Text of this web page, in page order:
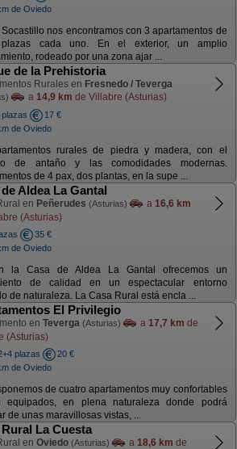
de Oviedo
Socastillo nos encontramos con 3 apartamentos de
cada uno. En el exterior, un amplio
rodeado por una zona ajar ...
de la Prehistoria
Rurales en Fresnedo / Teverga
a 14,9 km de Villabre (Asturias)
plazas
17 €
de Oviedo
rurales de piedra y madera, con el
de antaño y las comodidades modernas.
de 4 pax, dos plantas, en la supe ...
Aldea La Gantal
en Peñerudes (Asturias) a 16,6 km
(Asturias)
35 €
de Oviedo
la Casa de Aldea La Gantal ofrecemos un
de calidad en un espectacular entorno
de naturaleza. La Casa Rural está encla ...
El Privilegio
en Teverga (Asturias) a 17,7 km de
(Asturias)
plazas
20 €
de Oviedo
de cuatro apartamentos muy confortables
equipados, en plena naturaleza donde podrá
de unas maravillosas vistas, ...
La Cuesta
en Oviedo (Asturias) a 18,6 km de